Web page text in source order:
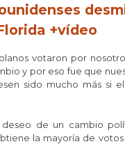
+vídeo
votaron por
y por eso fue que
sido mucho más si
deseo de un cambio
la mayoría de